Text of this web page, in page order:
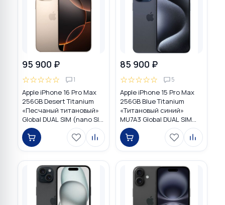
95 900 ₽
☆☆☆☆☆ 1
Apple iPhone 16 Pro Max
256GB Desert Titanium
«Песчаный титановый»
Global DUAL SIM (nano SIM
+ eSIM)
85 900 ₽
☆☆☆☆☆ 5
Apple iPhone 15 Pro Max
256GB Blue Titanium
«Титановый синий»
MU7A3 Global DUAL SIM
(nano SIM + eSIM)